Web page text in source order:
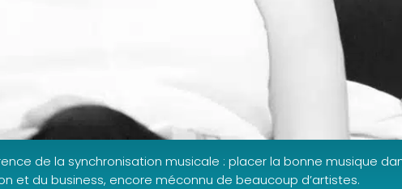
de la synchronisation musicale : placer la bonne musique
et du business, encore méconnu de beaucoup d’artistes.